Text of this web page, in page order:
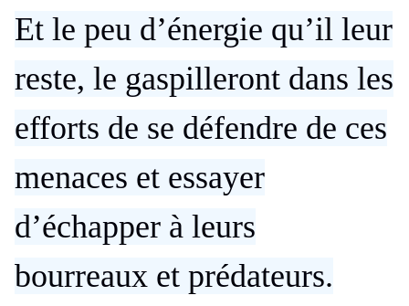
Et le peu d’énergie qu’il leur
reste, le gaspilleront dans les
efforts de se défendre de ces
menaces et essayer
d’échapper à leurs
bourreaux et prédateurs.